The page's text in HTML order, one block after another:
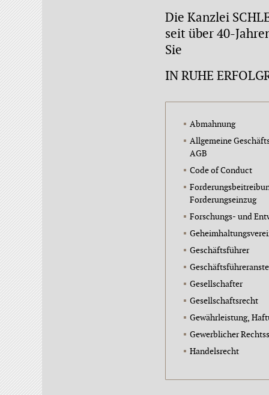
Die Kanzlei
seit über 40-
Sie
IN RUHE
Abmahnung
Allgemeine
AGB
Code of Conduct
Forderungseinzug
Forschungs- und
Geschäftsführer
Gesellschafter
Gesellschaftsrecht
Gewährleistung,
Gewerblicher
Handelsrecht